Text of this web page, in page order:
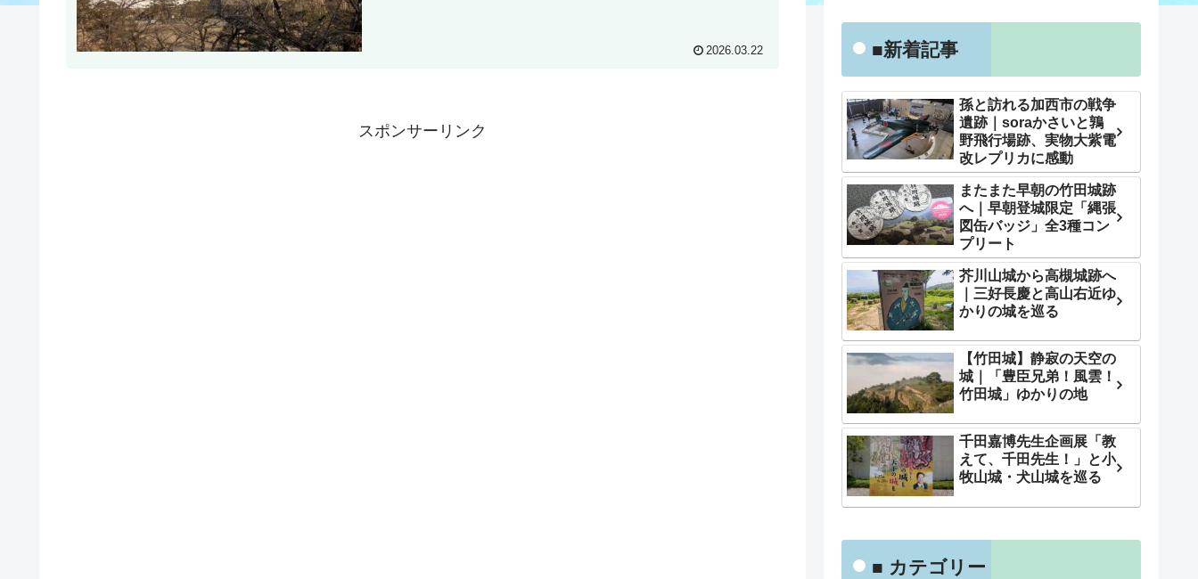
2026.03.22
スポンサーリンク
■新着記事
孫と訪れる加西市の戦争
遺跡｜soraかさいと鶉
野飛行場跡、実物大紫電
改レプリカに感動
またまた早朝の竹田城跡
へ｜早朝登城限定「縄張
図缶バッジ」全3種コン
プリート
芥川山城から高槻城跡へ
｜三好長慶と高山右近ゆ
かりの城を巡る
【竹田城】静寂の天空の
城｜「豊臣兄弟！風雲！
竹田城」ゆかりの地
千田嘉博先生企画展「教
えて、千田先生！」と小
牧山城・犬山城を巡る
■ カテゴリー